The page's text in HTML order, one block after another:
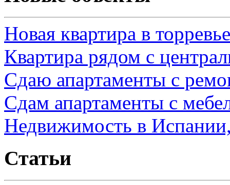
Новая квартира в
Квартира рядом с
Сдаю апартаменты с
Сдам апартаменты с
Недвижимость в
Статьи